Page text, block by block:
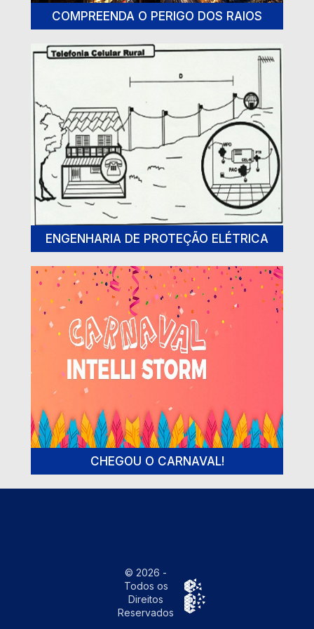
COMPREENDA O PERIGO DOS RAIOS
ENGENHARIA DE PROTEÇÃO ELÉTRICA
CHEGOU O CARNAVAL!
© 2026 -
Todos os
Direitos
Reservados